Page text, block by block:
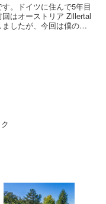
。ドイツに住んで5年目
はオーストリア Zillertal
したが、今回は僕のお